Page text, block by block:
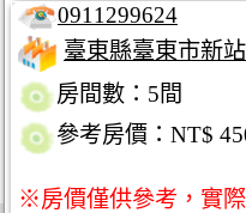
0911299624
臺東縣臺東市新
房間數：5間
參考房價：NT$
※房價僅供參考，實